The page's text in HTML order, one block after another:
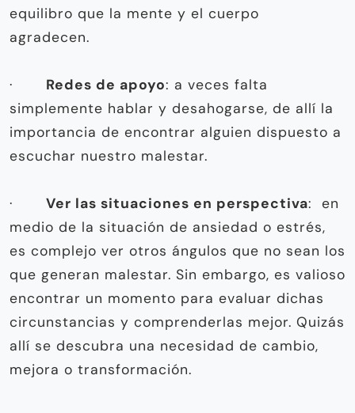
equilibro que la mente y el cuerpo
agradecen.
· Redes de apoyo: a veces falta
simplemente hablar y desahogarse, de allí la
importancia de encontrar alguien dispuesto a
escuchar nuestro malestar.
· Ver las situaciones en perspectiva: en
medio de la situación de ansiedad o estrés,
es complejo ver otros ángulos que no sean los
que generan malestar. Sin embargo, es valioso
encontrar un momento para evaluar dichas
circunstancias y comprenderlas mejor. Quizás
allí se descubra una necesidad de cambio,
mejora o transformación.